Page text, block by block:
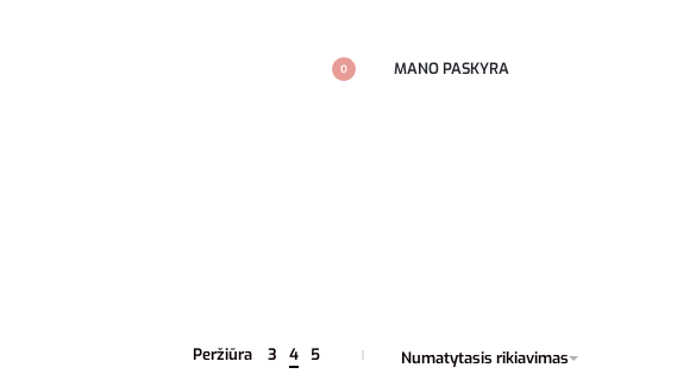
0 MANO PASKYRA
Peržiūra 3 4 5 Numatytasis rikiavimas